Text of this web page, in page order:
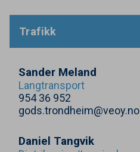
Trafikk
Sander Meland
Langtransport
954 36 952
gods.trondheim@veoy.no
Daniel Tangvik